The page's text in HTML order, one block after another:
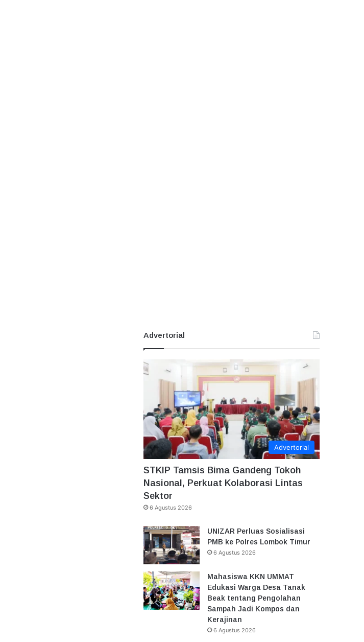
Advertorial
Advertorial
STKIP Tamsis Bima Gandeng Tokoh
Nasional, Perkuat Kolaborasi Lintas
Sektor
6 Agustus 2026
UNIZAR Perluas Sosialisasi
PMB ke Polres Lombok Timur
6 Agustus 2026
Mahasiswa KKN UMMAT
Edukasi Warga Desa Tanak
Beak tentang Pengolahan
Sampah Jadi Kompos dan
Kerajinan
6 Agustus 2026